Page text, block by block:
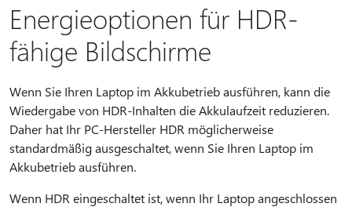
Energieoptionen für HDR-
fähige Bildschirme
Wenn Sie Ihren Laptop im Akkubetrieb ausführen, kann die
Wiedergabe von HDR-Inhalten die Akkulaufzeit reduzieren.
Daher hat Ihr PC-Hersteller HDR möglicherweise
standardmäßig ausgeschaltet, wenn Sie Ihren Laptop im
Akkubetrieb ausführen.
Wenn HDR eingeschaltet ist, wenn Ihr Laptop angeschlossen